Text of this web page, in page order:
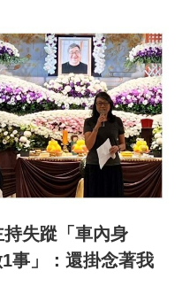
失蹤「車內身
事」：還掛念著我